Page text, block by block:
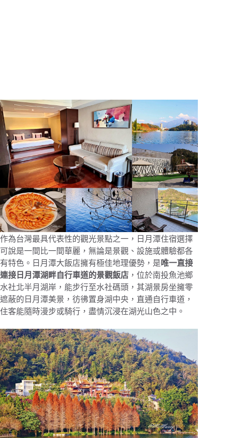
作為台灣最具代表性的觀光景點之一，日月潭住宿選擇
可說是一間比一間華麗，無論是景觀、設施或體驗都各
有特色。日月潭大飯店擁有極佳地理優勢，是 唯一直接
連接日月潭湖畔自行車道的景觀飯店 ，位於南投魚池鄉
水社北半月湖岸，能步行至水社碼頭，其湖景房坐擁零
遮蔽的日月潭美景，彷彿置身湖中央，直通自行車道，
住客能隨時漫步或騎行，盡情沉浸在湖光山色之中。